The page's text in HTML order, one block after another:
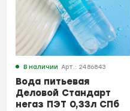
В наличии Арт.: 2486843
Вода питьевая
Деловой Стандарт
негаз ПЭТ 0,33л СПб